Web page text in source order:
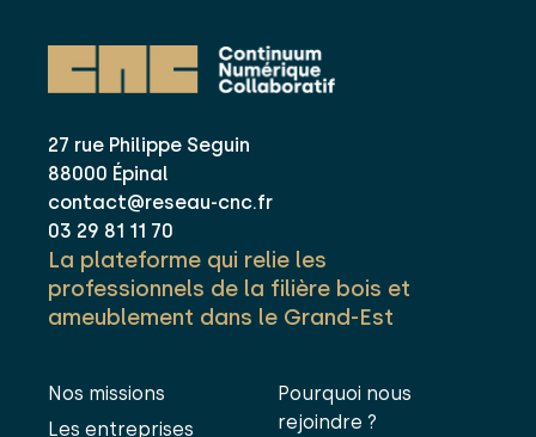
27 rue Philippe Seguin
88000 Épinal
contact@reseau-cnc.fr
03 29 81 11 70
La plateforme qui relie les
professionnels de la filière bois et
ameublement dans le Grand-Est
Nos missions
Les entreprises
Pourquoi nous
rejoindre ?